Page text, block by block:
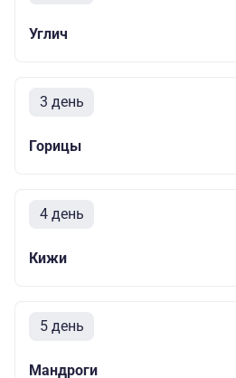
Углич
3 день
Горицы
4 день
Кижи
5 день
Мандроги